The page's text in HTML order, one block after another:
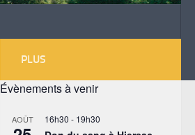
PLUS
Évènements à venir
AOÛT 16h30 - 19h30